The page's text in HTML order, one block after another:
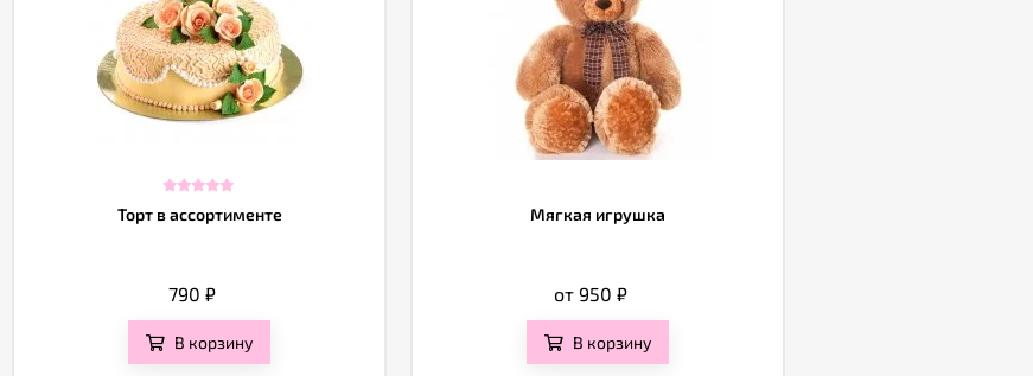
Торт в ассортименте
790 ₽
В корзину
Мягкая игрушка
от 950 ₽
В корзину